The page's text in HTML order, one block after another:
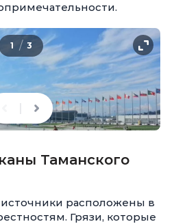
1 / 3
Таманского
расположены в
Грязи, которые